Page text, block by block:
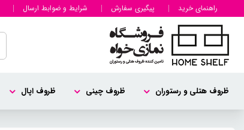
راهنمای خرید پیگیری سفارش شرایط و ضوابط ارسال
ظروف هتلی و رستوران ظروف چینی ظروف اپال